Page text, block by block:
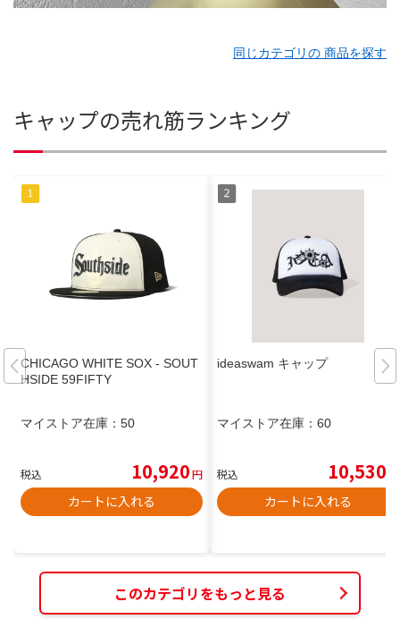
同じカテゴリの 商品を探す
キャップの売れ筋ランキング
CHICAGO WHITE SOX - SOUT
HSIDE 59FIFTY
マイストア在庫： 50
税込 10,920円
カートに入れる
ideaswam キャップ
マイストア在庫： 60
税込 10,530
カートに入れる
このカテゴリをもっと見る